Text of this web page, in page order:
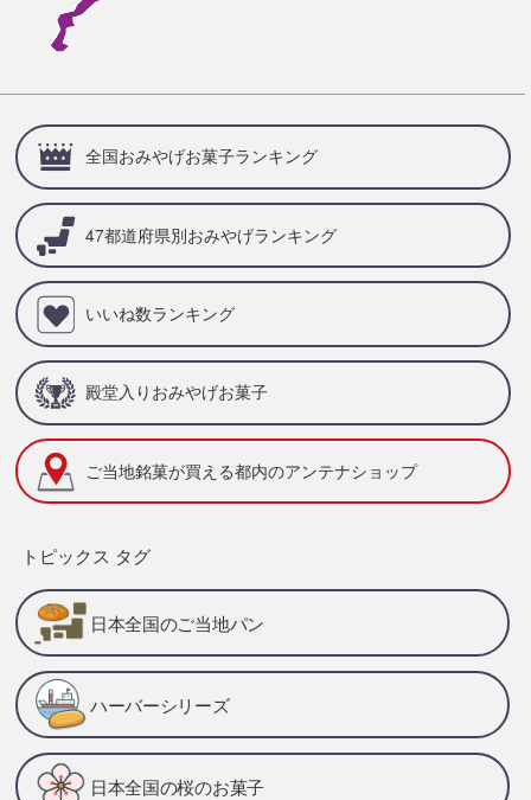
全国おみやげお菓子ランキング
47都道府県別おみやげランキング
いいね数ランキング
殿堂入りおみやげお菓子
ご当地銘菓が買える都内のアンテナショップ
トピックス タグ
日本全国のご当地パン
ハーバーシリーズ
日本全国の桜のお菓子